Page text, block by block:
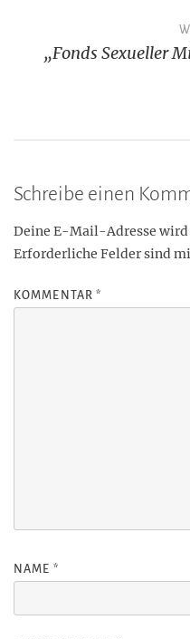
„Fonds Sexueller
Schreibe einen
Deine E-Mail-Adresse
Erforderliche Felder sind
KOMMENTAR*
NAME *